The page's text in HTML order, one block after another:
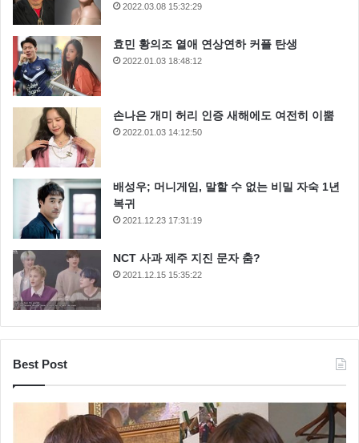
2022.03.08 15:32:29
효민 황의조 열애 연상연하 커플 탄생
2022.01.03 18:48:12
손나은 개미 허리 인증 새해에도 여전히 이뿜
2022.01.03 14:12:50
배성우; 머니게임, 말할 수 없는 비밀 자숙 1년
복귀
2021.12.23 17:31:19
NCT 사과 제주 지진 문자 춤?
2021.12.15 15:35:22
Best Post